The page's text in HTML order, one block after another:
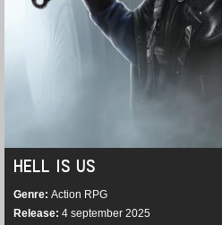
HELL IS US
Genre Action RPG
Release 4 september 2025